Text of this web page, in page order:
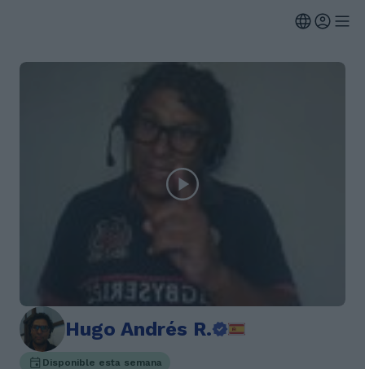
Hugo Andrés R.
Disponible esta semana